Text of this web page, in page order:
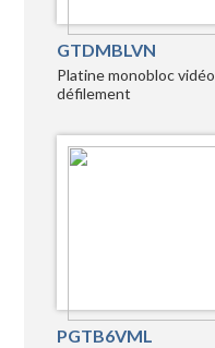
GTDMBLVN
Platine monobloc vidéo
défilement
PGTB6VML